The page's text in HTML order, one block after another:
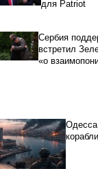
для Patriot
Сербия
встретил
«о